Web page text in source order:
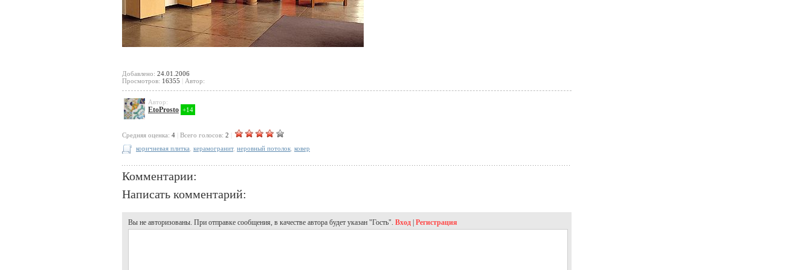
Добавлено: 24.01.2006
Просмотров: 16355 Автор:
Автор:
EtoProsto +14
Cредняя оценка: 4 Всего голосов: 2
коричневая плитка керамогранит, неровный потолок ковер
Комментарии:
Написать комментарий:
Вы не авторизованы. При отправке сообщения, в качестве автора будет указан "Гость". Вход | Регистрация